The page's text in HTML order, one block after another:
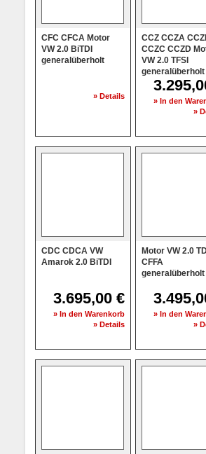
CFC CFCA Motor
VW 2.0 BiTDI
generalüberholt
» Details
CCZ CCZA
CCZC CCZD
VW 2.0 TFSI
generalüberholt
» In den
»
CDC CDCA VW
Amarok 2.0 BiTDI
3.695,00 €
» In den Warenkorb
» Details
Motor VW 2.0
CFFA
generalüberholt
» In den
»